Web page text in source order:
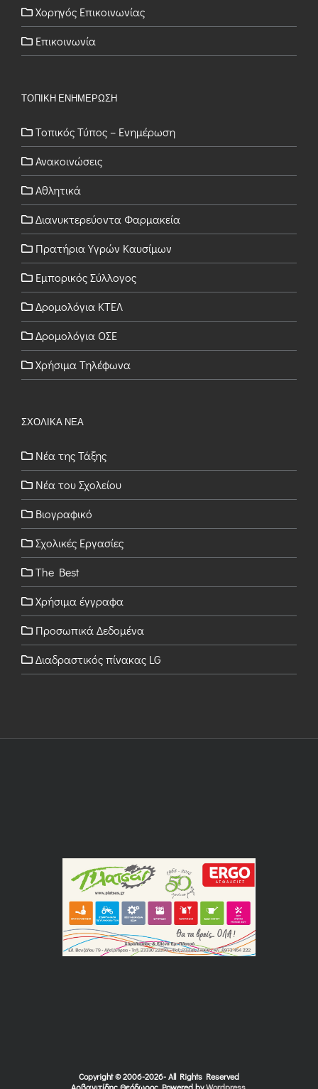
Χορηγός Επικοινωνίας
Επικοινωνία
ΤΟΠΙΚΗ ΕΝΗΜΕΡΩΣΗ
Τοπικός Τύπος – Ενημέρωση
Ανακοινώσεις
Αθλητικά
Διανυκτερεύοντα Φαρμακεία
Πρατήρια Υγρών Καυσίμων
Εμπορικός Σύλλογος
Δρομολόγια ΚΤΕΛ
Δρομολόγια ΟΣΕ
Χρήσιμα Τηλέφωνα
ΣΧΟΛΙΚΑ ΝΕΑ
Νέα της Τάξης
Νέα του Σχολείου
Βιογραφικό
Σχολικές Εργασίες
The Best
Χρήσιμα έγγραφα
Προσωπικά Δεδομένα
Διαδραστικός πίνακας LG
Copyright © 2006-2026- All Rights Reserved